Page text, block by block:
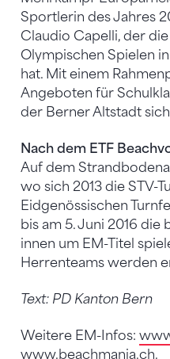
Sportlerin des Jahres
Claudio Capelli, der
Olympischen Spielen
hat. Mit einem
Angeboten für
der Berner Altstadt
Nach dem ETF
Auf dem
wo sich 2013 die STV-
Eidgenössischen
bis am 5. Juni 2016
innen um EM-Titel
Herrenteams werden
Text: PD Kanton Bern
Weitere EM-Infos:
www.beachmania.ch.